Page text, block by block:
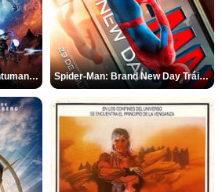
Ant-Man y la Avispa: Quantumanía Tráiler (2) Spider-Man: Brand New Day Tráiler (3)